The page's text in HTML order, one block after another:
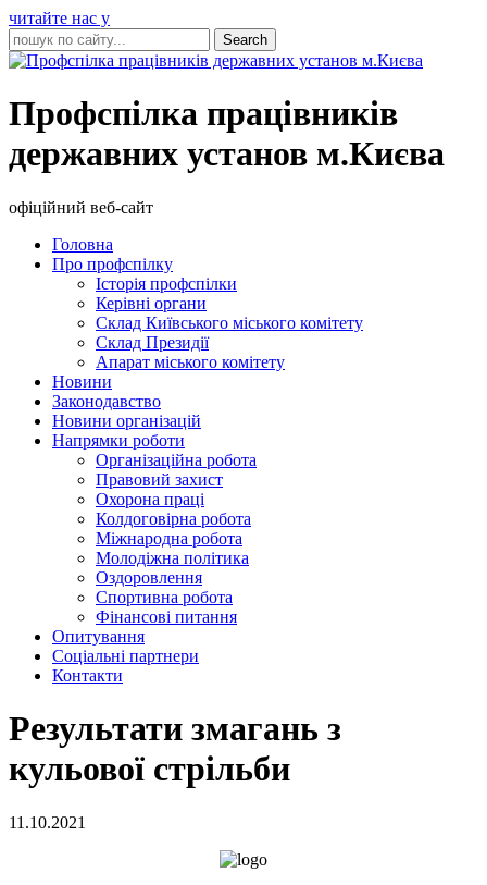
читайте нас у
Профспілка працівників
державних установ м.Києва
офіційний веб-сайт
Головна
Про профспілку
Історія профспілки
Керівні органи
Склад Київського міського комітету
Склад Президії
Апарат міського комітету
Новини
Законодавство
Новини організацій
Напрямки роботи
Організаційна робота
Правовий захист
Охорона праці
Колдоговірна робота
Міжнародна робота
Молодіжна політика
Оздоровлення
Спортивна робота
Фінансові питання
Опитування
Соціальні партнери
Контакти
Результати змагань з
кульової стрільби
11.10.2021